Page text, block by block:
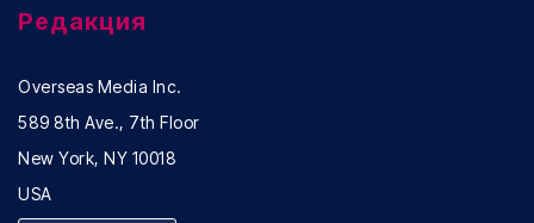
Редакция
Overseas Media Inc.
589 8th Ave., 7th Floor
New York, NY 10018
USA